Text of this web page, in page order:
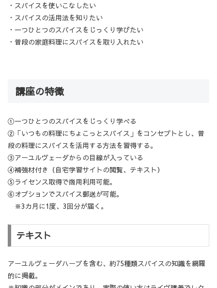
・スパイスを使いこなしたい
・スパイスの活用法を知りたい
・一つひとつのスパイスをじっくり学びたい
・普段の家庭料理にスパイスを取り入れたい
講座の特徴
①一つひとつのスパイスをじっくり学べる
②「いつもの料理にちょこっとスパイス」をコンセプトとし、普
段の料理にスパイスを活用する方法を習得する。
③アーユルヴェーダからの目線が入っている
④補強材付き（自宅学習サイトの閲覧、テキスト）
⑤ライセンス取得で商用利用可能。
⑥オプションでスパイス郵送が可能。
※3カ月に1度、3回分が届く。
テキスト
アーユルヴェーダハーブを含む、約75種類スパイスの知識を網羅
的に掲載。